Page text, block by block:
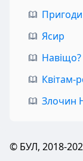
Ясир
Навіщо?
Квітам-
Злочин
© БУЛ, 2018-